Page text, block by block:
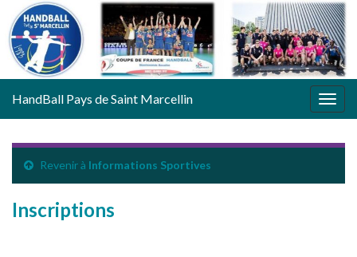
HandBall Pays de Saint Marcellin
Revenir à Informations Sportives
Inscriptions